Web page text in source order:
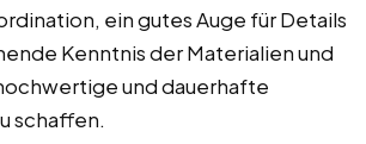
ein gutes Auge für Details
Kenntnis der Materialien und
und dauerhafte
schaffen.